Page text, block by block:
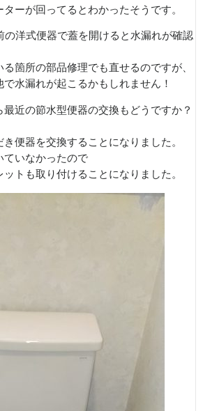
ーが回ってるとわかったそうです。
の洋式便器で蓋を開けると水漏れが確認
箇所の部品修理でも直せるのですが、
水漏れが起こるかもしれません！
近の節水型便器の交換もどうですか？
便器を交換することになりました。
ていなかったので
トも取り付けることになりました。